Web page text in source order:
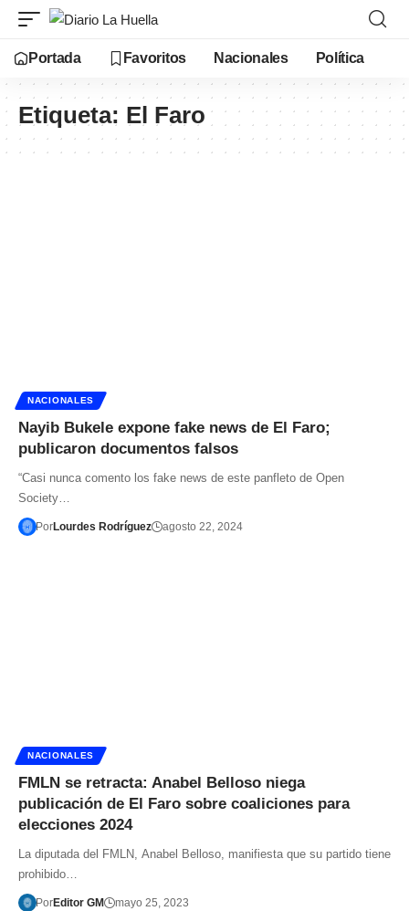
Portada Favoritos Nacionales Política
Etiqueta: El Faro
NACIONALES
Nayib Bukele expone fake news de El Faro;
publicaron documentos falsos
“Casi nunca comento los fake news de este panfleto de Open
Society…
PorLourdes Rodríguez agosto 22, 2024
NACIONALES
FMLN se retracta: Anabel Belloso niega
publicación de El Faro sobre coaliciones para
elecciones 2024
La diputada del FMLN, Anabel Belloso, manifiesta que su partido tiene
prohibido…
PorEditor GM mayo 25, 2023